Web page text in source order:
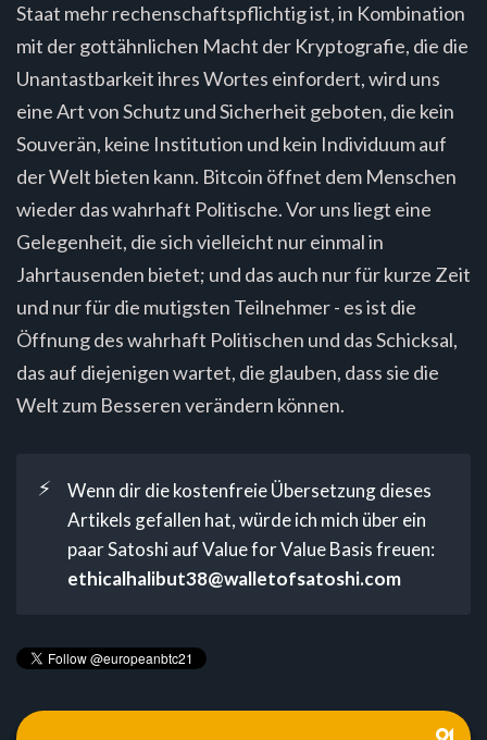
Staat mehr rechenschaftspflichtig ist, in Kombination
mit der gottähnlichen Macht der Kryptografie, die die
Unantastbarkeit ihres Wortes einfordert, wird uns
eine Art von Schutz und Sicherheit geboten, die kein
Souverän, keine Institution und kein Individuum auf
der Welt bieten kann. Bitcoin öffnet dem Menschen
wieder das wahrhaft Politische. Vor uns liegt eine
Gelegenheit, die sich vielleicht nur einmal in
Jahrtausenden bietet; und das auch nur für kurze Zeit
und nur für die mutigsten Teilnehmer - es ist die
Öffnung des wahrhaft Politischen und das Schicksal,
das auf diejenigen wartet, die glauben, dass sie die
Welt zum Besseren verändern können.
⚡
Wenn dir die kostenfreie Übersetzung dieses
Artikels gefallen hat, würde ich mich über ein
paar Satoshi auf Value for Value Basis freuen:
ethicalhalibut38@walletofsatoshi.com